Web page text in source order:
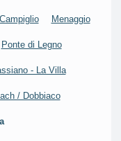
Menaggio
Ponte di Legno
- La Villa
/ Dobbiaco